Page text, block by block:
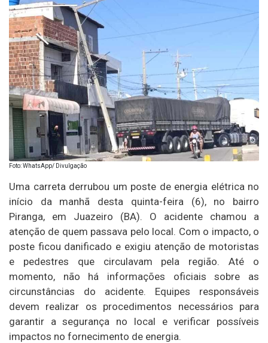
Foto: WhatsApp/ Divulgação
Uma carreta derrubou um poste de energia elétrica no
início da manhã desta quinta-feira (6), no bairro
Piranga, em Juazeiro (BA). O acidente chamou a
atenção de quem passava pelo local. Com o impacto, o
poste ficou danificado e exigiu atenção de motoristas
e pedestres que circulavam pela região. Até o
momento, não há informações oficiais sobre as
circunstâncias do acidente. Equipes responsáveis
devem realizar os procedimentos necessários para
garantir a segurança no local e verificar possíveis
impactos no fornecimento de energia.